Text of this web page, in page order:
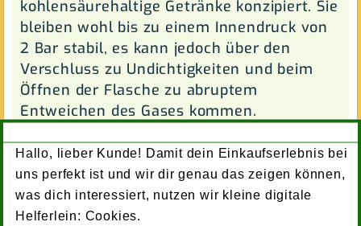
kohlensäurehaltige Getränke konzipiert. Sie
bleiben wohl bis zu einem Innendruck von
2 Bar stabil, es kann jedoch über den
Verschluss zu Undichtigkeiten und beim
Öffnen der Flasche zu abruptem
Entweichen des Gases kommen.
Die Lebensdauer der Flaschen hängt vom
bestimmungsgemäßen Gebrauch und der
Art und Weise der Flaschenreinigung ab.
Bitte entleeren und reinigen Sie die
Hallo, lieber Kunde! Damit dein Einkaufserlebnis bei
uns perfekt ist und wir dir genau das zeigen können,
was dich interessiert, nutzen wir kleine digitale
Helferlein: Cookies.